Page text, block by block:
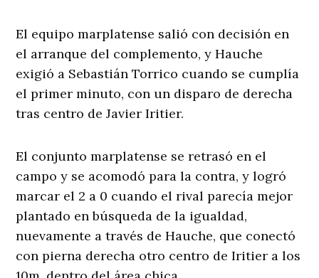
El equipo marplatense salió con decisión en
el arranque del complemento, y Hauche
exigió a Sebastián Torrico cuando se cumplía
el primer minuto, con un disparo de derecha
tras centro de Javier Iritier.
El conjunto marplatense se retrasó en el
campo y se acomodó para la contra, y logró
marcar el 2 a 0 cuando el rival parecía mejor
plantado en búsqueda de la igualdad,
nuevamente a través de Hauche, que conectó
con pierna derecha otro centro de Iritier a los